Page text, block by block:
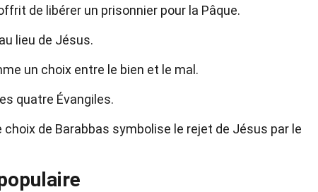
de libérer un prisonnier pour la Pâque.
lieu de Jésus.
un choix entre le bien et le mal.
quatre Évangiles.
de Barabbas symbolise le rejet de Jésus par le